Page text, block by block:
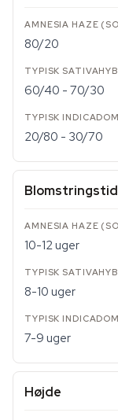
80/20
60/40 - 70/30
20/80 - 30/70
Blomstringstid
10-12 uger
8-10 uger
7-9 uger
Højde